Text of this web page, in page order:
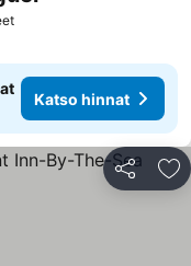
Katso hinnat
Jaa